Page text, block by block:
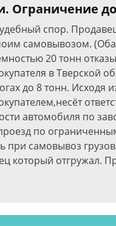
Ограничение
спор.
самовывозом.
20 тонн
в Тверской
до 8 тонн. Исходя
автомобиля по
проезд по
при самовывоз
который отгружал.